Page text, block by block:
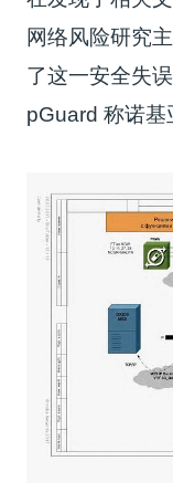
网络风险研究
了这一安全失
pGuard 称诺基